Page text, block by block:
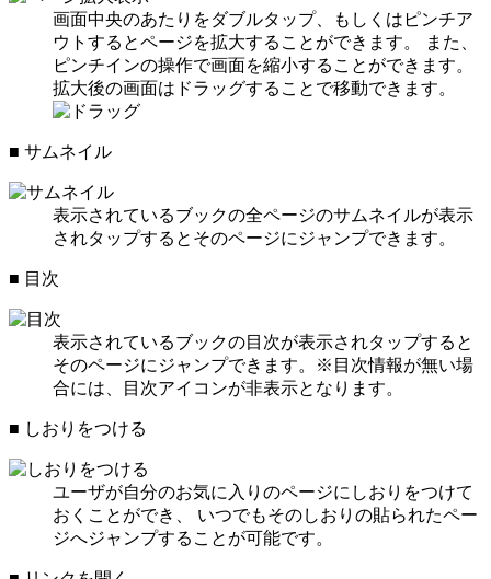
画面中央のあたりをダブルタップ、もしくはピンチア
ウトするとページを拡大することができます。 また、
ピンチインの操作で画面を縮小することができます。
拡大後の画面はドラッグすることで移動できます。
■ サムネイル
表示されているブックの全ページのサムネイルが表示
されタップするとそのページにジャンプできます。
■ 目次
表示されているブックの目次が表示されタップすると
そのページにジャンプできます。※目次情報が無い場
合には、目次アイコンが非表示となります。
■ しおりをつける
ユーザが自分のお気に入りのページにしおりをつけて
おくことができ、 いつでもそのしおりの貼られたペー
ジへジャンプすることが可能です。